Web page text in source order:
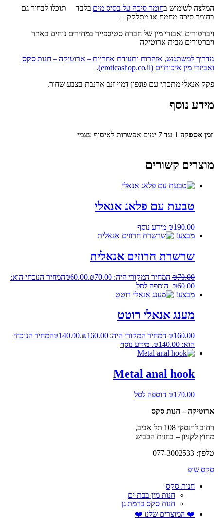
המלצה לשימוש בחומר סיכה על בסיס מים בלבד – תוכלו לבחור גם
בחומר סיכה מחמם או מתלקק…
ויברטורים ואבזרי מין של חברת סטיספייר במחירים נוחים באתר
ויברטורים מבית ארוטיקה
מדריך למשתמש, אזהרות ותעודת אחריות – ארוטיקה – חנות סקס
ואביזרי מין איכותיים (eroticashop.co.il)
.
פקק אנאלי מתכתי עם פונפון דמוי זנב ארנבת בצבע שחור.
מידע נוסף
זמן אספקה 1 עד 7 ימים אפשרות לאיסוף עצמי
מוצרים קשורים
טבעת עם פלאג אנאלי
₪190.00
מידע נוסף
מבצע!
שרשרת חרוזים אנאלית
₪70.00 המחיר המקורי היה: ₪70.00. ₪60.00
המחיר הנוכחי הוא:
₪60.00. הוספה לסל
מבצע!
מענג אנאלי רוטט
₪160.00 המחיר המקורי היה: ₪160.00. ₪140.00
המחיר הנוכחי
הוא: ₪140.00.
מידע נוסף
Metal anal hook
₪170.00
הוספה לסל
ארוטיקה – חנות סקס
רחוב לוינסקי 108 תל אביב,
מחוץ לקניון – בחזית הכביש
טלפון: 077-3002533
סקס שופ
חנות סקס
חנות מין בבת ים
חנות סקס ברמת גן
❤️ המוצרים שלנו ❤️